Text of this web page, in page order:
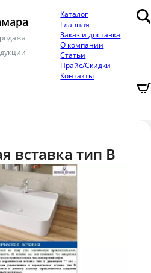
Каталог
Главная
Заказ и доставка
О компании
Статьи
Прайс/Скидки
Контакты
вставка тип В